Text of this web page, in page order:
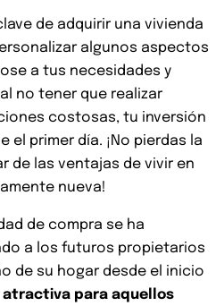
de adquirir una vivienda
algunos aspectos
a tus necesidades y
no tener que realizar
costosas, tu inversión
el primer día. ¡No pierdas la
de las ventajas de vivir en
nueva!
de compra se ha
a los futuros propietarios
de su hogar desde el inicio
atractiva para aquellos